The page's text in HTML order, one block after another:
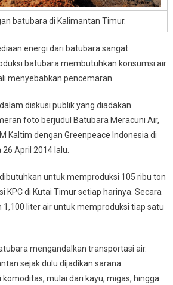
batubara di Kalimantan Timur.
energi dari batubara sangat
batubara membutuhkan konsumsi air
menyebabkan pencemaran.
diskusi publik yang diadakan
foto berjudul Batubara Meracuni Air,
Kaltim dengan Greenpeace Indonesia di
April 2014 lalu.
untuk memproduksi 105 ribu ton
KPC di Kutai Timur setiap harinya. Secara
liter air untuk memproduksi tiap satu
mengandalkan transportasi air.
sejak dulu dijadikan sarana
mulai dari kayu, migas, hingga